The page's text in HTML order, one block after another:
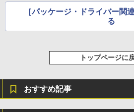
［パッケージ・ドライバー関
る
トップページに
おすすめ記事